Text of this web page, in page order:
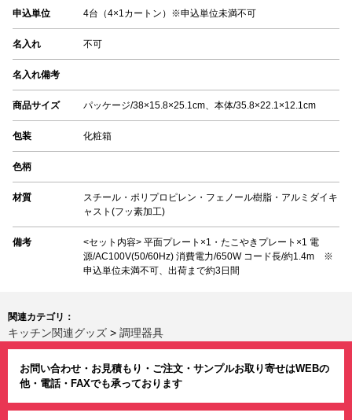
申込単位 4台（4×1カートン）※申込単位未満不可
名入れ 不可
名入れ備考
商品サイズ パッケージ/38×15.8×25.1cm、本体/35.8×22.1×12.1cm
包装 化粧箱
色柄
材質
スチール・ポリプロピレン・フェノール樹脂・アルミダイキ
ャスト(フッ素加工)
備考
<セット内容> 平面プレート×1・たこやきプレート×1 電
源/AC100V(50/60Hz) 消費電力/650W コード長/約1.4m ※
申込単位未満不可、出荷まで約3日間
関連カテゴリ：
キッチン関連グッズ > 調理器具
お問い合わせ・お見積もり・ご注文・サンプルお取り寄せはWEBの
他・電話・FAXでも承っております